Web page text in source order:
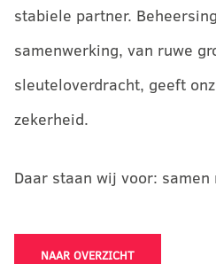
stabiele partner.
samenwerking, van ruwe
sleuteloverdracht, geeft
zekerheid.
Daar staan wij voor: samen
NAAR OVERZICHT